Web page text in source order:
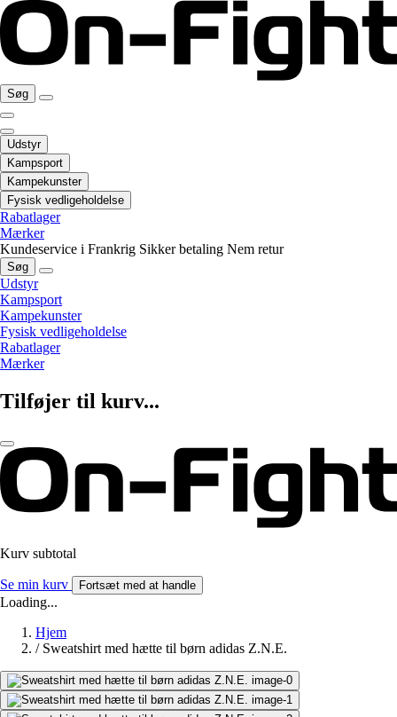
Søg
Udstyr
Kampsport
Kampekunster
Fysisk vedligeholdelse
Rabatlager
Mærker
Kundeservice i Frankrig Sikker betaling Nem retur
Søg
Udstyr
Kampsport
Kampekunster
Fysisk vedligeholdelse
Rabatlager
Mærker
Tilføjer til kurv...
Kurv subtotal
Se min kurv Fortsæt med at handle
Loading...
Hjem
/ Sweatshirt med hætte til børn adidas Z.N.E.